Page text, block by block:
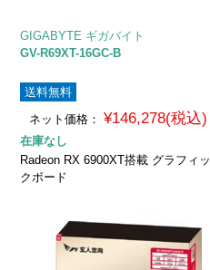
GIGABYTE ギガバイト
GV-R69XT-16GC-B
送料無料
ネット価格：
¥146,278(税込)
在庫なし
Radeon RX 6900XT搭載 グラフィッ
クボード